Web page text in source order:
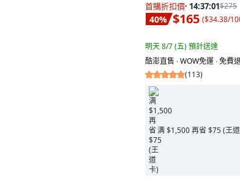
首購折扣價· 14:37:00$275
40% $165 ($34.38/
明天 8/7 (五)預計送達
酷澎直售 ∙ WOW免運 ∙ 免費
(113)
满 $1,500 再省 $75 (王